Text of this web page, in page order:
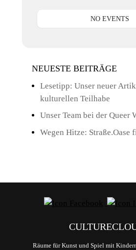
NO EVENTS
NEUESTE BEITRÄGE
Lesetipp: Unser neuer
kulturellen Teilhabe
Unser Team bei der Queer
Wegen Hitze: Straße.Oase
Räume für Kunst und Spiel mit